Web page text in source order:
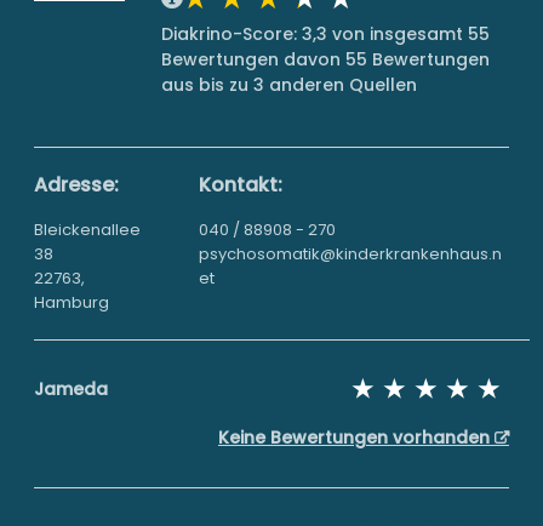
Diakrino-Score: 3,3 von insgesamt 55
Bewertungen davon 55 Bewertungen
aus bis zu 3 anderen Quellen
Adresse:
Bleickenallee
38
22763,
Hamburg
Kontakt:
040 / 88908 - 270
psychosomatik@kinderkrankenhaus.n
et
Jameda
Keine Bewertungen vorhanden